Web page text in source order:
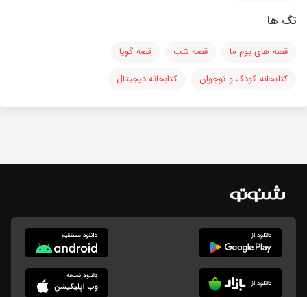
تگ ها
قصه های بوم ما قصه شب
قصه گویا
کتابخانه کودک و نوجوان
کتابخانه دیجیتال